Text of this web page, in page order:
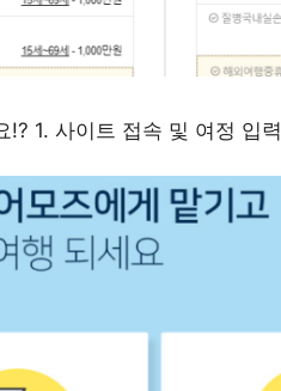
1. 사이트 접속 및 여정 입력